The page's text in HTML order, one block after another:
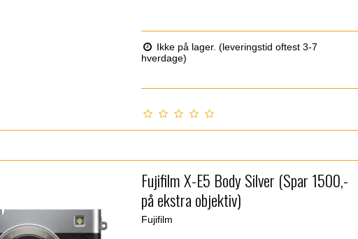
Ikke på lager. (leveringstid oftest 3-7
hverdage)
Fujifilm X-E5 Body Silver (Spar 1500,-
på ekstra objektiv)
Fujifilm